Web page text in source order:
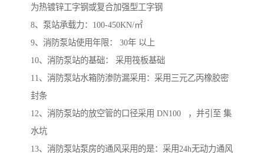
为热镀锌工字钢或复合加强型工字钢
8、泵站承载力：100-450KN/㎡
9、消防泵站使用年限： 30年 以上
10、消防泵站的基础： 采用筏板基础
11、消防泵站水箱防渗防漏采用：采用三元乙丙橡胶密
封条
12、消防泵站的放空管的口径采用 DN100 ，并引至 集
水坑
13、消防泵站泵房的通风采用的是：采用24h无动力通风